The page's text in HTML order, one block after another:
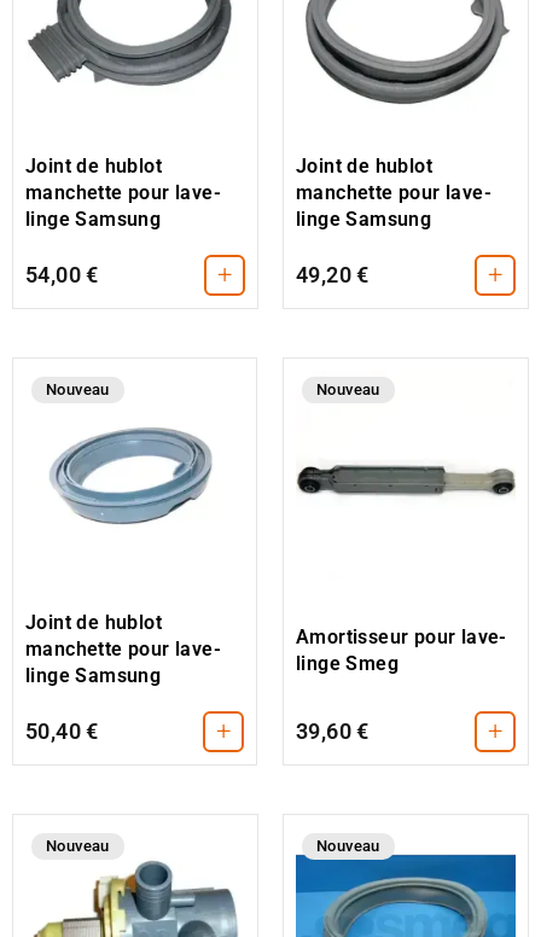
Joint de hublot
manchette pour lave-
linge Samsung
54,00 € +
Joint de hublot
manchette pour lave-
linge Samsung
49,20 € +
Nouveau
Joint de hublot
manchette pour lave-
linge Samsung
50,40 € +
Nouveau
Amortisseur pour lave-
linge Smeg
39,60 € +
Nouveau Nouveau